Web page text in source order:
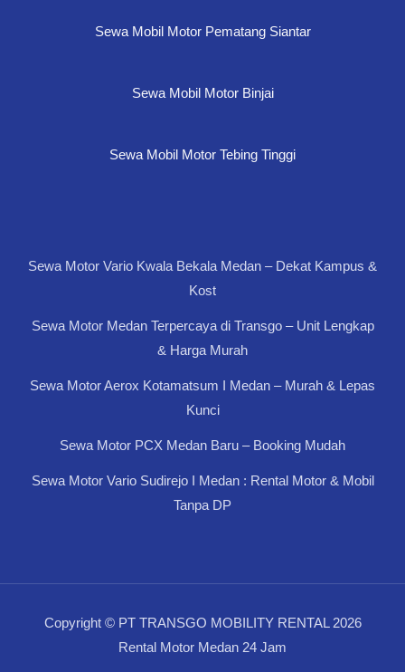
Sewa Mobil Motor Pematang Siantar
Sewa Mobil Motor Binjai
Sewa Mobil Motor Tebing Tinggi
Sewa Motor Vario Kwala Bekala Medan – Dekat Kampus &
Kost
Sewa Motor Medan Terpercaya di Transgo – Unit Lengkap
& Harga Murah
Sewa Motor Aerox Kotamatsum I Medan – Murah & Lepas
Kunci
Sewa Motor PCX Medan Baru – Booking Mudah
Sewa Motor Vario Sudirejo I Medan : Rental Motor & Mobil
Tanpa DP
Copyright © PT TRANSGO MOBILITY RENTAL 2026
Rental Motor Medan 24 Jam